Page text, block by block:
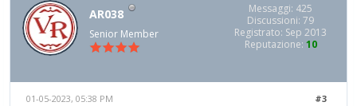
AR038
Senior Member
Messaggi: 425
Discussioni: 79
Registrato: Sep 2013
Reputazione: 10
#3
01-05-2023, 05:38 PM